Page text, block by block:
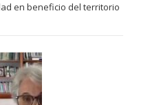
en beneficio del territorio